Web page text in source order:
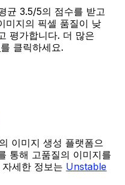
균 3.5/5의 점수를 받고
미지의 픽셀 품질이 낮
평가합니다. 더 많은
를 클릭하세요.
이미지 생성 플랫폼으
통해 고품질의 이미지를
세한 정보는 Unstable